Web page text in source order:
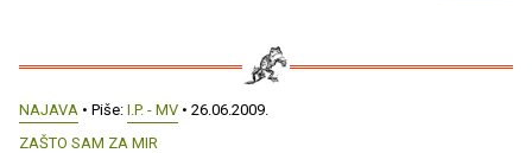
NAJAVA • Piše: I.P. - MV • 26.06.2009.
ZAŠTO SAM ZA MIR